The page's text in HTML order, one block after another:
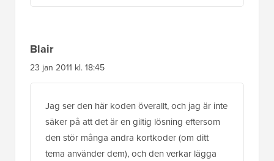
Blair
23 jan 2011 kl. 18:45
Jag ser den här koden överallt, och jag är inte
säker på att det är en giltig lösning eftersom
den stör många andra kortkoder (om ditt
tema använder dem), och den verkar lägga